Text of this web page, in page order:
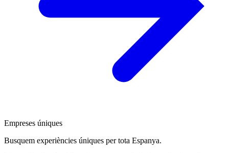
Empreses úniques
Busquem experiències úniques per tota Espanya.